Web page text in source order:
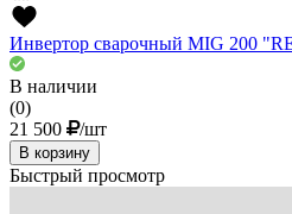
Инвертор сварочный MIG 200
В наличии
(0)
21 500
/шт
В корзину
Быстрый просмотр